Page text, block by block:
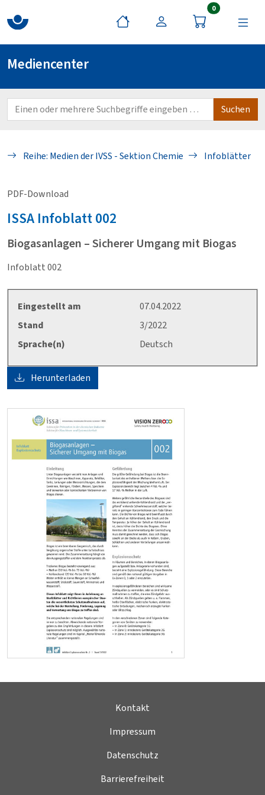
0Artikel im
Mediencenter
Reihe: Medien der IVSS - Sektion Chemie Infoblätter
PDF-Download
ISSA Infoblatt 002
Biogasanlagen – Sicherer Umgang mit Biogas
Infoblatt 002
Eingestellt am
07.04.2022
Stand
3/2022
Sprache(n)
Deutsch
Herunterladen
Kontakt
Impressum
Datenschutz
Barrierefreiheit